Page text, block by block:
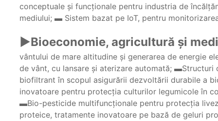
conceptuale şi funcţionale pentru industria de
mediului; ▬ Sistem bazat pe IoT, pentru
►Bioeconomie, agricultură şi
vântului de mare altitudine şi generarea de energie
de vânt, cu lansare şi aterizare automată;
biofiltrant în scopul asigurării dezvoltării durabile a
inovatoare pentru protecţia culturilor legumicole în
▬Bio-pesticide multifuncţionale pentru protecţia
proteice, tratamente inovatoare pe bază de geluri